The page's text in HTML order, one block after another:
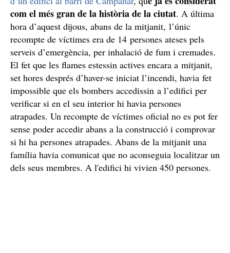
com el més gran de la història de la ciutat. A última
hora d’aquest dijous, abans de la mitjanit, l’únic
recompte de víctimes era de 14 persones ateses pels
serveis d’emergència, per inhalació de fum i cremades.
El fet que les flames estessin actives encara a mitjanit,
set hores després d’haver-se iniciat l’incendi, havia fet
impossible que els bombers accedissin a l’edifici per
verificar si en el seu interior hi havia persones
atrapades. Un recompte de víctimes oficial no es pot fer
sense poder accedir abans a la construcció i comprovar
si hi ha persones atrapades. Abans de la mitjanit una
família havia comunicat que no aconseguia localitzar un
dels seus membres. A l'edifici hi vivien 450 persones.